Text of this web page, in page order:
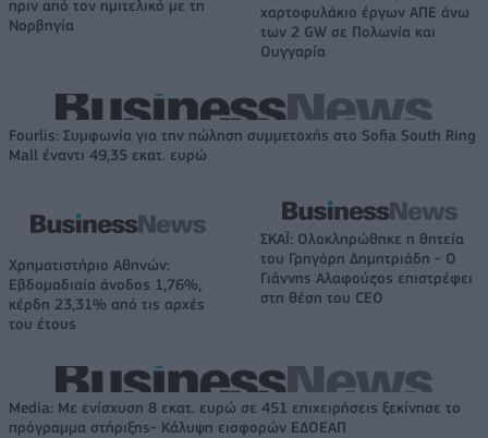
πριν από τον ημιτελικό με τη
Νορβηγία
χαρτοφυλάκιο έργων ΑΠΕ άνω
των 2 GW σε Πολωνία και
Ουγγαρία
Fourlis: Συμφωνία για την πώληση συμμετοχής στο Sofia South Ring
Mall έναντι 49,35 εκατ. ευρώ
Χρηματιστήριο Αθηνών:
Εβδομαδιαία άνοδος 1,76%,
κέρδη 23,31% από τις αρχές
του έτους
ΣΚΑΪ: Ολοκληρώθηκε η θητεία
του Γρηγόρη Δημητριάδη - Ο
Γιάννης Αλαφούζος επιστρέφει
στη θέση του CEO
Media: Με ενίσχυση 8 εκατ. ευρώ σε 451 επιχειρήσεις ξεκίνησε το
πρόγραμμα στήριξης- Κάλυψη εισφορών ΕΔΟΕΑΠ